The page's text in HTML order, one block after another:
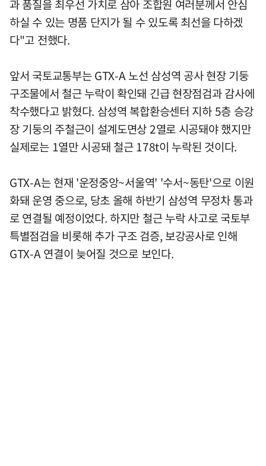
과 품질을 최우선 가치로 삼아 조합원 여러분께서 안심
하실 수 있는 명품 단지가 될 수 있도록 최선을 다하겠
다"고 전했다.
앞서 국토교통부는 GTX-A 노선 삼성역 공사 현장 기둥
구조물에서 철근 누락이 확인돼 긴급 현장점검과 감사에
착수했다고 밝혔다. 삼성역 복합환승센터 지하 5층 승강
장 기둥의 주철근이 설계도면상 2열로 시공돼야 했지만
실제로는 1열만 시공돼 철근 178t이 누락된 것이다.
GTX-A는 현재 '운정중앙~서울역' '수서~동탄'으로 이원
화돼 운영 중으로, 당초 올해 하반기 삼성역 무정차 통과
로 연결될 예정이었다. 하지만 철근 누락 사고로 국토부
특별점검을 비롯해 추가 구조 검증, 보강공사로 인해
GTX-A 연결이 늦어질 것으로 보인다.